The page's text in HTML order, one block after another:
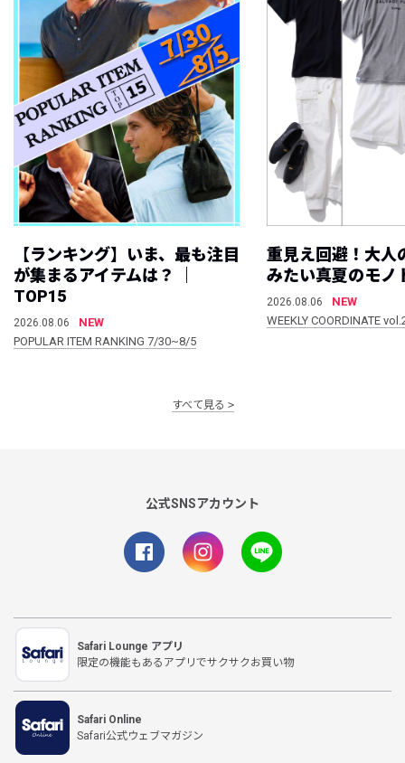
【ランキング】いま、最も注目
が集まるアイテムは？ ｜
TOP15
2026.08.06
NEW
POPULAR ITEM RANKING 7/30~8/5
重見え回避！大人
みたい真夏のモノ
2026.08.06
NEW
WEEKLY COORDINATE
すべて見る
公式SNSアカウント
Safari Lounge アプリ
限定の機能もあるアプリでサクサクお買い物
Safari Online
Safari公式ウェブマガジン